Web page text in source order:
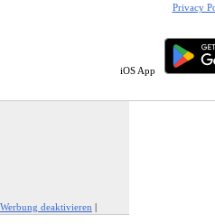
Privacy
iOS App
Werbung deaktivieren |